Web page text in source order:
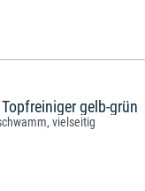
gelb-grün
vielseitig